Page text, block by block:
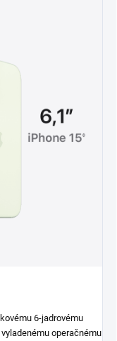
6-jadrovému
operačnému